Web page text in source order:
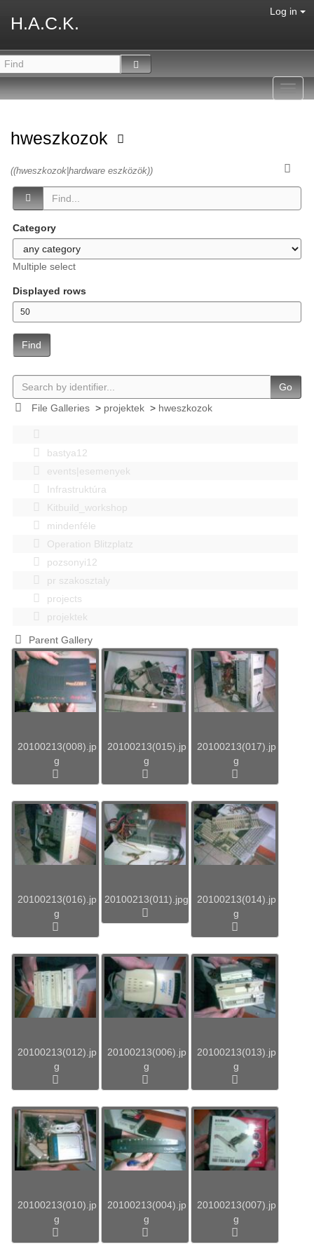
H.A.C.K.
Log in
hweszkozok
((hweszkozok|hardware eszközök))
Category
Multiple select
Displayed rows
Find
Go
File Galleries> projektek> hweszkozok
bastya12
events|esemenyek
Infrastruktúra
Kitbuild_workshop
mindenféle
Operation Blitzplatz
pozsonyi12
pr szakosztaly
projects
projektek
Parent Gallery
20100213(008).jp
g
20100213(015).jp
g
20100213(017).jp
g
20100213(016).jp
g
20100213(011).jpg
20100213(014).jp
g
20100213(012).jp
g
20100213(006).jp
g
20100213(013).jp
g
20100213(010).jp
g
20100213(004).jp
g
20100213(007).jp
g